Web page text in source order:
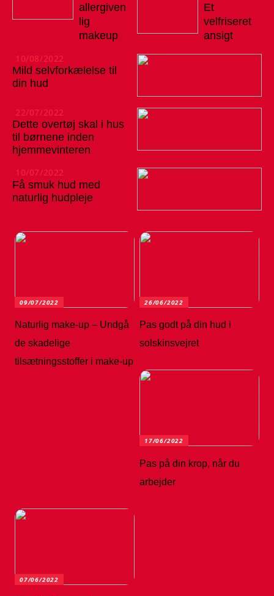
allergiven
lig
makeup
Et
velfriseret
ansigt
10/08/2022
Mild selvforkælelse til
din hud
22/07/2022
Dette overtøj skal i hus
til børnene inden
hjemmevinteren
10/07/2022
Få smuk hud med
naturlig hudpleje
09/07/2022
Naturlig make-up – Undgå
de skadelige
tilsætningsstoffer i make-up
26/06/2022
Pas godt på din hud i
solskinsvejret
17/06/2022
Pas på din krop, når du
arbejder
07/06/2022